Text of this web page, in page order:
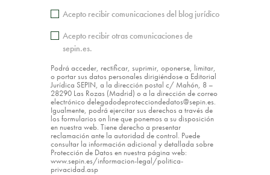
Acepto recibir comunicaciones del blog jurídico
Acepto recibir otras comunicaciones de
sepin.es.
Podrá acceder, rectificar, suprimir, oponerse, limitar,
o portar sus datos personales dirigiéndose a Editorial
Jurídica SEPIN, a la dirección postal c/ Mahón, 8 –
28290 Las Rozas (Madrid) o a la dirección de correo
electrónico delegadodeprotecciondedatos@sepin.es.
Igualmente, podrá ejercitar sus derechos a través de
los formularios on line que ponemos a su disposición
en nuestra web. Tiene derecho a presentar
reclamación ante la autoridad de control. Puede
consultar la información adicional y detallada sobre
Protección de Datos en nuestra página web:
www.sepin.es/informacion-legal/politica-
privacidad.asp